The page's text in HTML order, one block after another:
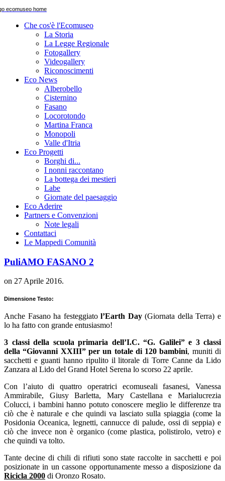
Che cos'è l'Ecomuseo
La Storia
La Legge Regionale
Fotogallery
Videogallery
Riconoscimenti
Eco News
Alberobello
Cisternino
Fasano
Locorotondo
Martina Franca
Monopoli
Valle d'Itria
Eco Progetti
Borghi di...
I nonni raccontano
La bottega dei mestieri
Labe
Giornate del paesaggio
Eco Aderire
Partners e Convenzioni
Note legali
Contattaci
Le Mappedi Comunità
PuliAMO FASANO 2
on 27 Aprile 2016.
Dimensione Testo:
Anche Fasano ha festeggiatol’Earth Day(Giornata della Terra) e
lo ha fatto con grande entusiasmo!
3 classi della scuola primaria dell’I.C. “G. Galilei” e 3 classi
della “Giovanni XXIII” per un totale di 120 bambini, muniti di
sacchetti e guanti hanno ripulito il litorale di Torre Canne da Lido
Zanzara al Lido del Grand Hotel Serena lo scorso 22 aprile.
Con l’aiuto di quattro operatrici ecomuseali fasanesi, Vanessa
Ammirabile, Giusy Barletta, Mary Castellana e Marialucrezia
Colucci, i bambini hanno potuto conoscere meglio le differenze tra
ciò che è naturale e che quindi va lasciato sulla spiaggia (come la
Posidonia Oceanica, legnetti, cannucce di palude, ossi di seppia) e
ciò che invece non è organico (come plastica, polistirolo, vetro) e
che quindi va tolto.
Tante decine di chili di rifiuti sono state raccolte in sacchetti e poi
posizionate in un cassone opportunamente messo a disposizione da
Ricicla 2000 di Oronzo Rosato.